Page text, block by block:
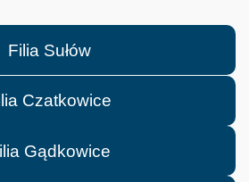
Filia Sułów
Czatkowice
Gądkowice